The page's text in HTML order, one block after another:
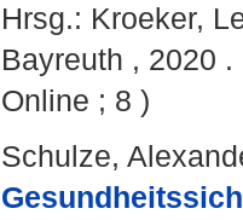
Hrsg.: Kroeker,
Bayreuth , 2020
Online ; 8 )
Schulze,